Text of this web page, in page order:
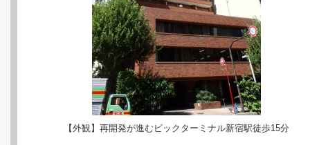
【外観】再開発が進むビックターミナル新宿駅徒歩15分